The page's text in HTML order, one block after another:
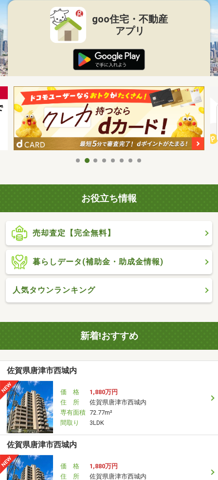
goo住宅・不動産
アプリ
お役立ち情報
売却査定【完全無料】
暮らしデータ(補助金・助成金情報)
人気タウンランキング
新着!おすすめ
佐賀県唐津市西城内
価 格
1,880万円
住 所
佐賀県唐津市西城内
専有面積 72.77m²
間取り
3LDK
佐賀県唐津市西城内
価 格
1,880万円
住 所
佐賀県唐津市西城内